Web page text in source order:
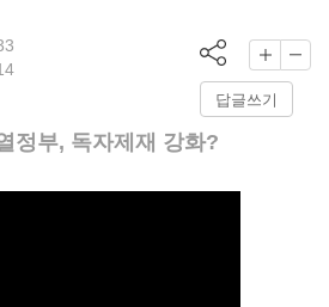
답글쓰기
정부, 독자제재 강화?